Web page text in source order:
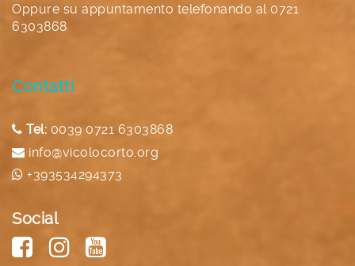
Oppure su appuntamento telefonando al 0721
6303868
Contatti
Tel: 0039 0721 6303868
info@vicolocorto.org
+393534294373
Social